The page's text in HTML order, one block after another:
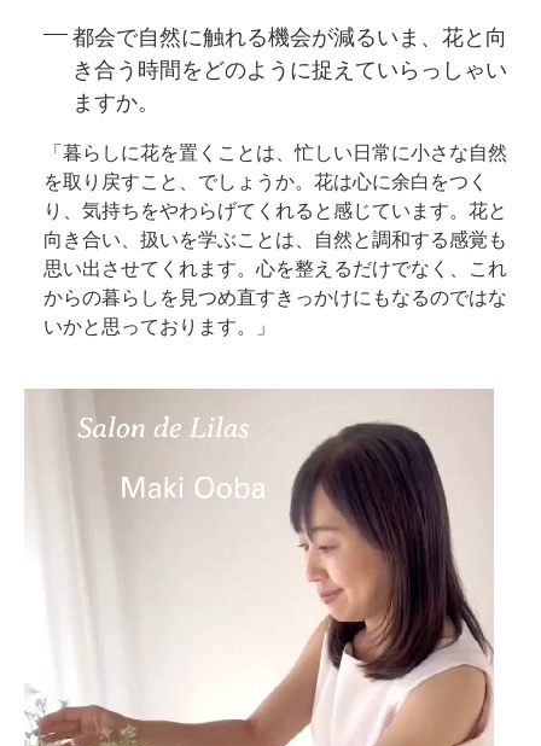
都会で自然に触れる機会が減るいま、花と向
き合う時間をどのように捉えていらっしゃい
ますか。
「暮らしに花を置くことは、忙しい日常に小さな自然
を取り戻すこと、でしょうか。花は心に余白をつく
り、気持ちをやわらげてくれると感じています。花と
向き合い、扱いを学ぶことは、自然と調和する感覚も
思い出させてくれます。心を整えるだけでなく、これ
からの暮らしを見つめ直すきっかけにもなるのではな
いかと思っております。」